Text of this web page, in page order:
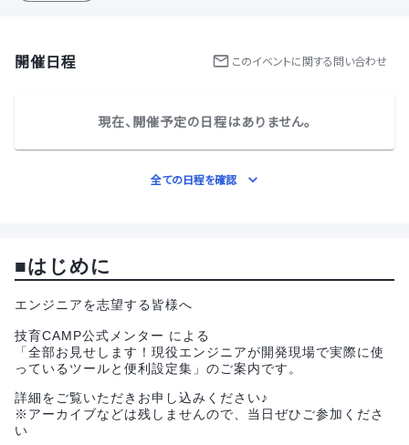
開催日程 このイベントに関する問い合わせ
現在、開催予定の日程はありません。
全ての日程を確認
■はじめに
エンジニアを志望する皆様へ
技育CAMP公式メンター による
「全部お見せします！現役エンジニアが開発現場で実際に使
っているツールと便利設定集」のご案内です。
詳細をご覧いただきお申し込みください♪
※アーカイブなどは残しませんので、当日ぜひご参加くださ
い